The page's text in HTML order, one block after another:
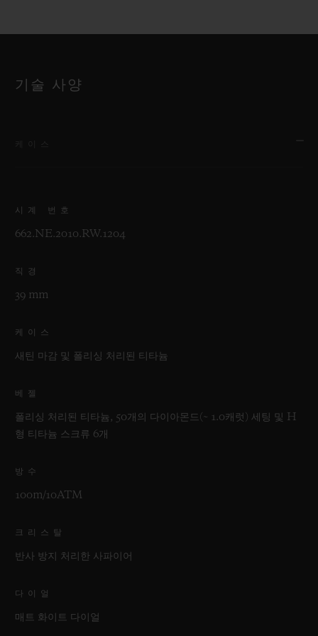
기술 사양
시계 번호
662.NE.2010.RW.1204
직경
39 mm
케이스
새틴 마감 및 폴리싱 처리된 티타늄
베젤
폴리싱 처리된 티타늄, 50개의 다이아몬드(~ 1.0캐럿) 세팅 및 H
형 티타늄 스크류 6개
방수
100m/10ATM
크리스탈
반사 방지 처리한 사파이어
다이얼
매트 화이트 다이얼